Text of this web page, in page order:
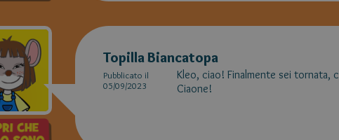
Topilla Biancatopa
Pubblicato il
05/09/2023
Kleo, ciao! Finalmente sei tornata,
Ciaone!